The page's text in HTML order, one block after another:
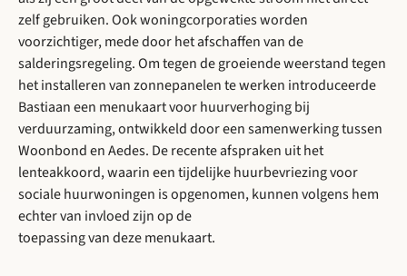
zelf gebruiken. Ook woningcorporaties worden
voorzichtiger, mede door het afschaffen van de
salderingsregeling. Om tegen de groeiende weerstand tegen
het installeren van zonnepanelen te werken introduceerde
Bastiaan een menukaart voor huurverhoging bij
verduurzaming, ontwikkeld door een samenwerking tussen
Woonbond en Aedes. De recente afspraken uit het
lenteakkoord, waarin een tijdelijke huurbevriezing voor
sociale huurwoningen is opgenomen, kunnen volgens hem
echter van invloed zijn op de
toepassing van deze menukaart.